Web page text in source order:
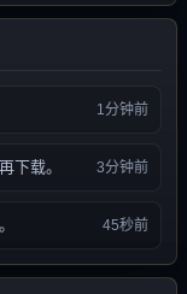
1分钟前
下载。 3分钟前
45秒前